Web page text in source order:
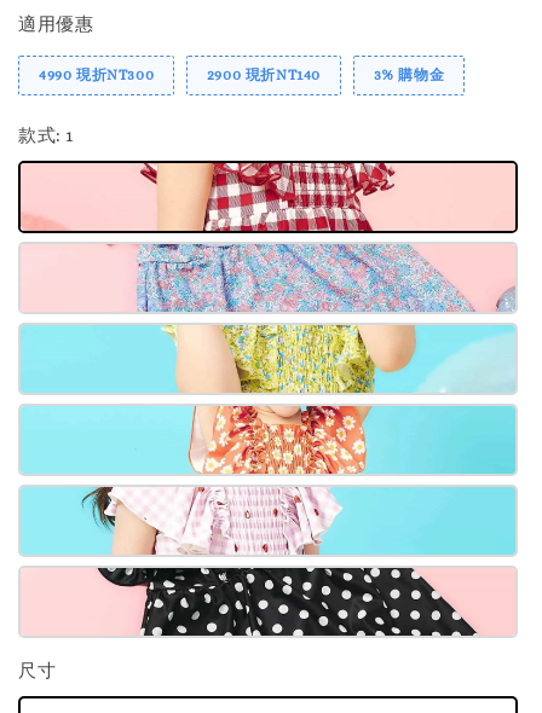
適用優惠
4990 現折NT300 2900 現折NT140 3% 購物金
款式: 1
尺寸